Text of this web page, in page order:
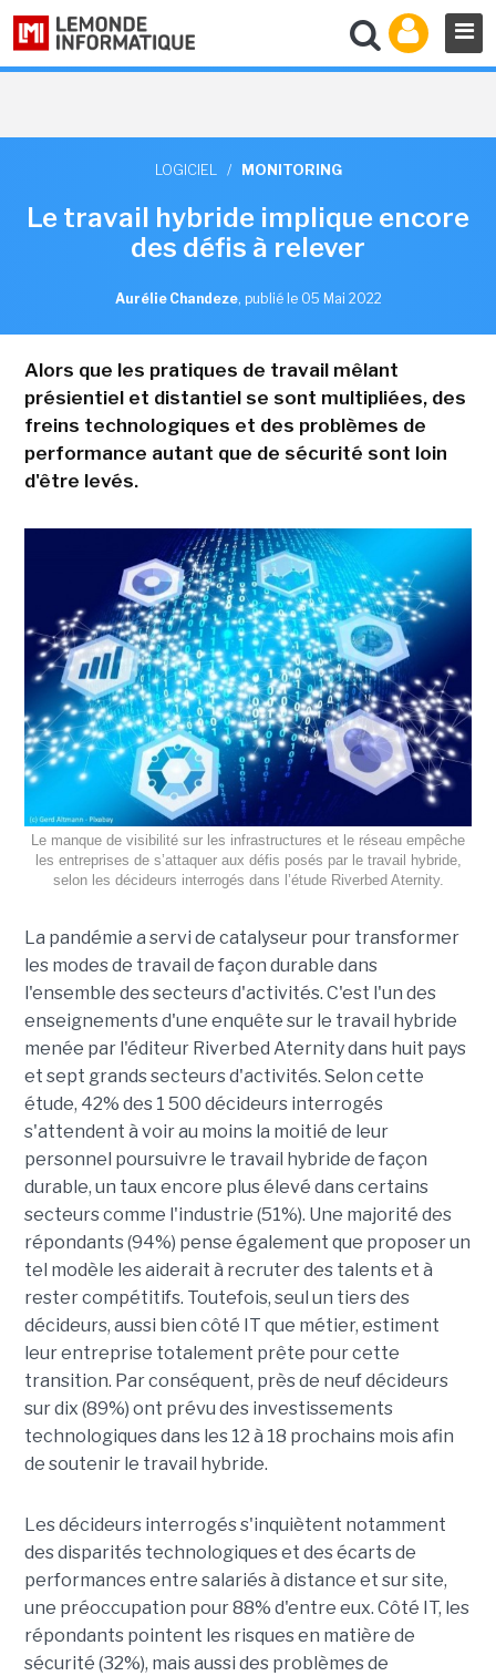
LOGICIEL / MONITORING
Le travail hybride implique encore
des défis à relever
Aurélie Chandeze, publié le 05 Mai 2022
Alors que les pratiques de travail mêlant
présientiel et distantiel se sont multipliées, des
freins technologiques et des problèmes de
performance autant que de sécurité sont loin
d'être levés.
Le manque de visibilité sur les infrastructures et le réseau empêche
les entreprises de s’attaquer aux défis posés par le travail hybride,
selon les décideurs interrogés dans l’étude Riverbed Aternity.
La pandémie a servi de catalyseur pour transformer
les modes de travail de façon durable dans
l'ensemble des secteurs d'activités. C'est l'un des
enseignements d'une enquête sur le travail hybride
menée par l'éditeur Riverbed Aternity dans huit pays
et sept grands secteurs d'activités. Selon cette
étude, 42% des 1 500 décideurs interrogés
s'attendent à voir au moins la moitié de leur
personnel poursuivre le travail hybride de façon
durable, un taux encore plus élevé dans certains
secteurs comme l'industrie (51%). Une majorité des
répondants (94%) pense également que proposer un
tel modèle les aiderait à recruter des talents et à
rester compétitifs. Toutefois, seul un tiers des
décideurs, aussi bien côté IT que métier, estiment
leur entreprise totalement prête pour cette
transition. Par conséquent, près de neuf décideurs
sur dix (89%) ont prévu des investissements
technologiques dans les 12 à 18 prochains mois afin
de soutenir le travail hybride.
Les décideurs interrogés s'inquiètent notamment
des disparités technologiques et des écarts de
performances entre salariés à distance et sur site,
une préoccupation pour 88% d'entre eux. Côté IT, les
répondants pointent les risques en matière de
sécurité (32%), mais aussi des problèmes de